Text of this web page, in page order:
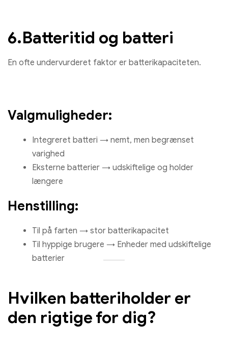
6.Batteritid og batteri
En ofte undervurderet faktor er batterikapaciteten.
Valgmuligheder:
Integreret batteri → nemt, men begrænset
varighed
Eksterne batterier → udskiftelige og holder
længere
Henstilling:
Til på farten → stor batterikapacitet
Til hyppige brugere → Enheder med udskiftelige
batterier
Hvilken batteriholder er
den rigtige for dig?